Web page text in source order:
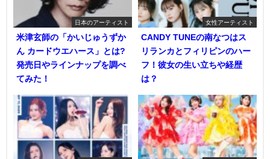
日本のアーティスト
米津玄師の「かいじゅうずか
ん カードウエハース」とは?
発売日やラインナップを調べ
てみた！
女性アーティスト
CANDY TUNEの南なつはス
リランカとフィリピンのハー
フ！彼女の生い立ちや経歴
は？